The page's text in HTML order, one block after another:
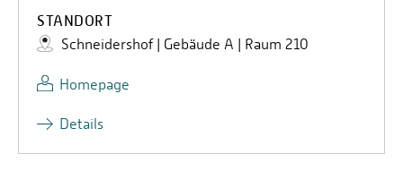
STANDORT
Schneidershof | Gebäude A | Raum 210
Homepage
Details